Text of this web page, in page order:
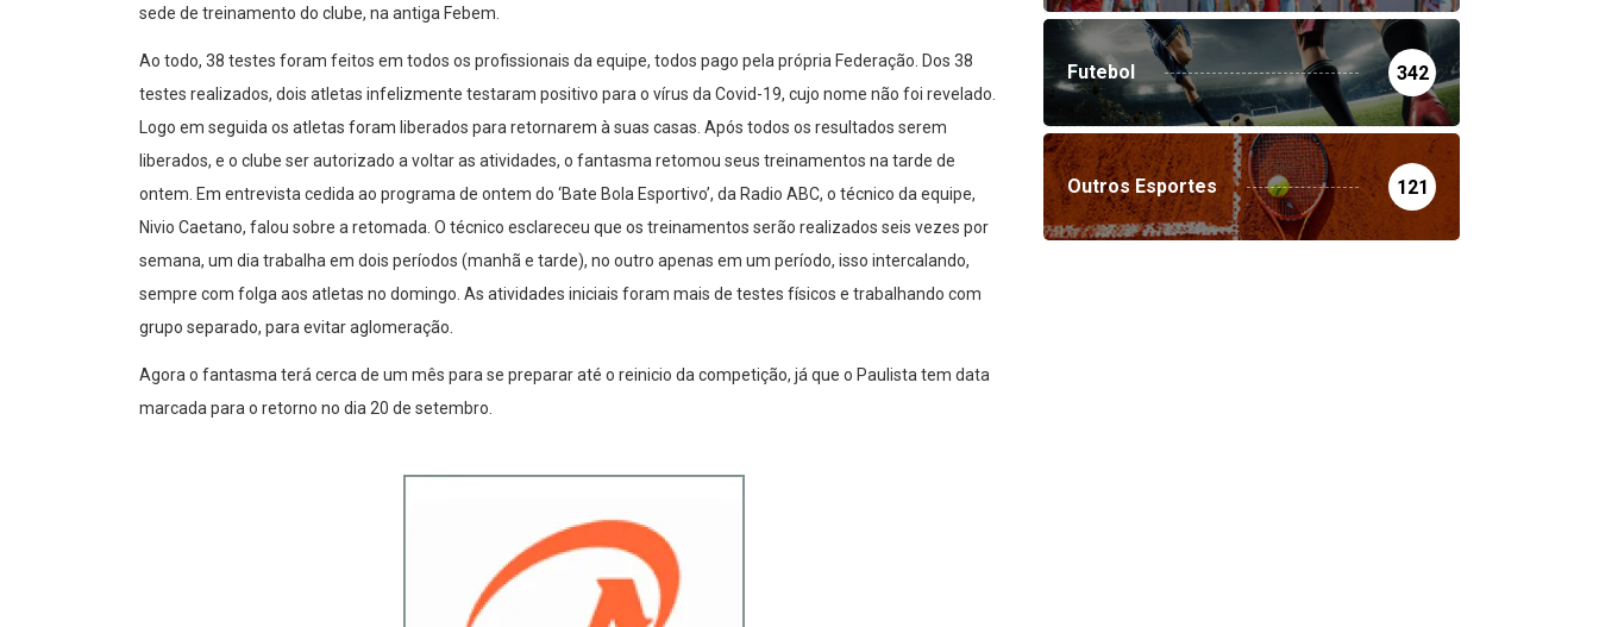
sede de treinamento do clube, na antiga Febem.
Ao todo, 38 testes foram feitos em todos os profissionais da equipe, todos pago pela própria Federação. Dos 38
testes realizados, dois atletas infelizmente testaram positivo para o vírus da Covid-19, cujo nome não foi revelado.
Logo em seguida os atletas foram liberados para retornarem à suas casas. Após todos os resultados serem
liberados, e o clube ser autorizado a voltar as atividades, o fantasma retomou seus treinamentos na tarde de
ontem. Em entrevista cedida ao programa de ontem do ‘Bate Bola Esportivo’, da Radio ABC, o técnico da equipe,
Nivio Caetano, falou sobre a retomada. O técnico esclareceu que os treinamentos serão realizados seis vezes por
semana, um dia trabalha em dois períodos (manhã e tarde), no outro apenas em um período, isso intercalando,
sempre com folga aos atletas no domingo. As atividades iniciais foram mais de testes físicos e trabalhando com
grupo separado, para evitar aglomeração.
Agora o fantasma terá cerca de um mês para se preparar até o reinicio da competição, já que o Paulista tem data
marcada para o retorno no dia 20 de setembro.
Futebol 342
Outros Esportes 121